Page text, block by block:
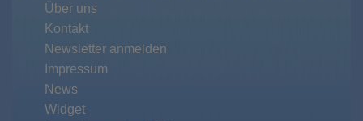
Über uns
Kontakt
Newsletter anmelden
Impressum
News
Widget